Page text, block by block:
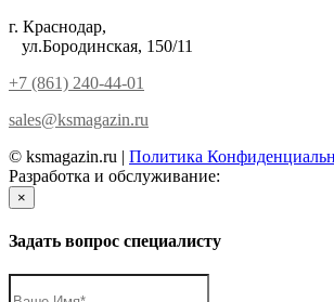
г. Краснодар,
ул.Бородинская, 150/11
+7 (861) 240-44-01
sales@ksmagazin.ru
© ksmagazin.ru | Политика
Разработка и обслуживание:
×
Задать вопрос специалисту